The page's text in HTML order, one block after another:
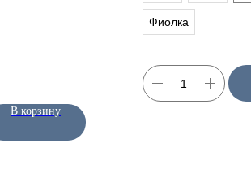
В корзину
Фиолка
ИНФОРМАЦИЯ КЛИЕНТАМ